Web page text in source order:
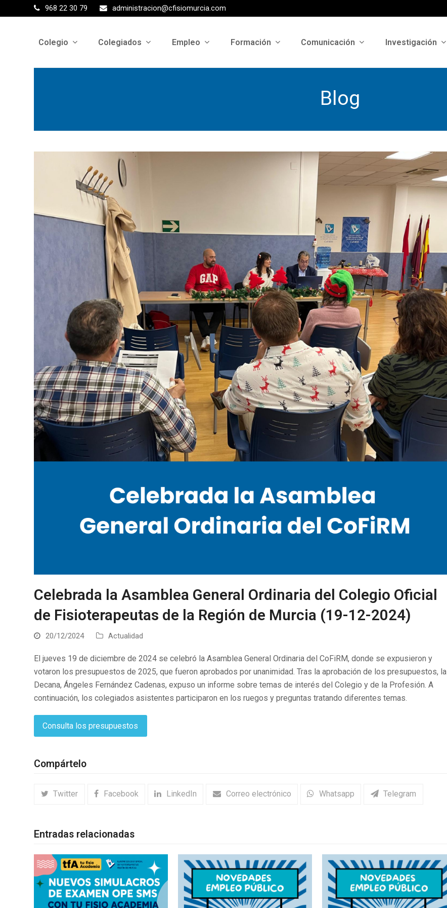
968 22 30 79 administracion@cfisiomurcia.com
Colegio Colegiados Empleo Formación Comunicación Investigación
Blog
Celebrada la Asamblea General Ordinaria del Colegio Oficial
de Fisioterapeutas de la Región de Murcia (19-12-2024)
20/12/2024 Actualidad
El jueves 19 de diciembre de 2024 se celebró la Asamblea General Ordinaria del CoFiRM, donde se expusieron y
votaron los presupuestos de 2025, que fueron aprobados por unanimidad. Tras la aprobación de los presupuestos, la
Decana, Ángeles Fernández Cadenas, expuso un informe sobre temas de interés del Colegio y de la Profesión. A
continuación, los colegiados asistentes participaron en los ruegos y preguntas tratando diferentes temas.
Consulta los presupuestos
Compártelo
Twitter Facebook LinkedIn Correo electrónico Whatsapp Telegram
Entradas relacionadas